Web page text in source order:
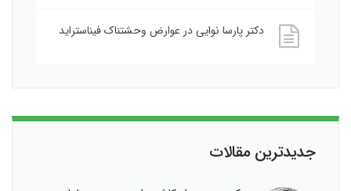
دکتر پارسا نواییدر عوارض وحشتناک فیناستراید
جدیدترین مقالات